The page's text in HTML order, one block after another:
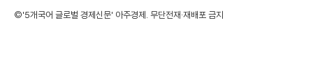
©'5개국어 글로벌 경제신문' 아주경제. 무단전재·재배포 금지